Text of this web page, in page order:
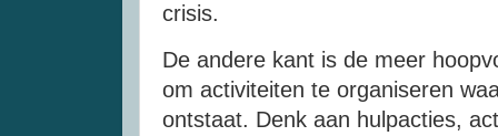
crisis.
De andere kant is de meer
om activiteiten te organiseren
ontstaat. Denk aan hulpacties,